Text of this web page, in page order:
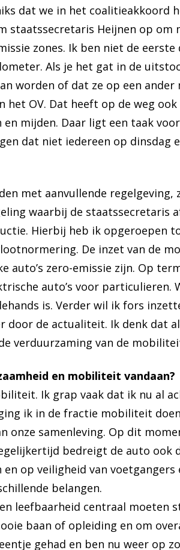
dat we in het coalitieakkoord
staatssecretaris Heijnen op
zones. Ik ben niet de
Als je het gat in de
worden of dat ze op een
het OV. Dat heeft op de weg
mijden. Daar ligt een taak
dat niet iedereen op dinsdag
met aanvullende regelgeving,
waarbij de
Hierbij heb ik opgeroepen
De inzet van de
auto’s zero-emissie zijn. Op
auto’s voor particulieren.
is. Verder wil ik fors
door de actualiteit. Ik denk dat
verduurzaming van de
en mobiliteit vandaan?
Ik grap vaak dat ik nu al
ik in de fractie mobiliteit
onze samenleving. Op dit
bedreigt de auto ook
op veiligheid van
belangen.
leefbaarheid centraal
baan of opleiding en om
gehad en ben nu weer op